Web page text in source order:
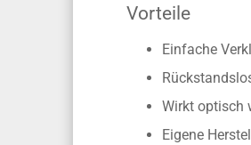
Vorteile
Einfache
Wirkt optisch
Eigene